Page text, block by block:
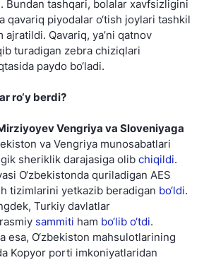
Bundan tashqari, bolalar xavfsizligini
qavariq piyodalar o‘tish joylari tashkil
ajratildi. Qavariq, ya’ni qatnov
turadigan zebra chiziqlari
paydo bo‘ladi.
ro‘y berdi?
Vengriya va Sloveniyaga
va Vengriya munosabatlari
sheriklik darajasiga olib chiqildi.
O‘zbekistonda quriladigan AES
tizimlarini yetkazib beradigan bo‘ldi.
Turkiy davlatlar
sammiti ham bo‘lib o‘tdi.
esa, O‘zbekiston mahsulotlarining
Kopyor porti imkoniyatlaridan